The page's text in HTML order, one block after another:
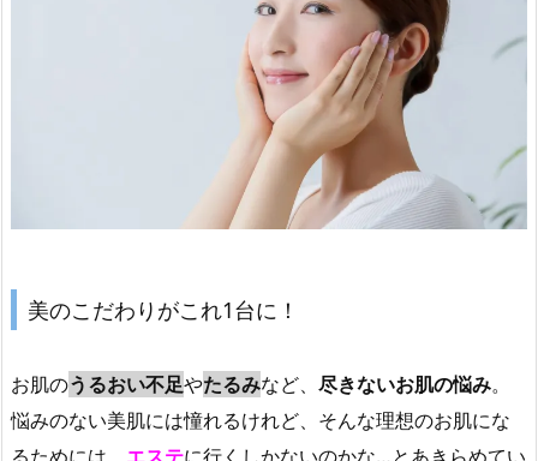
美のこだわりがこれ1台に！
お肌のうるおい不足やたるみなど、 尽きないお肌の悩み。
悩みのない美肌には憧れるけれど、そんな理想のお肌にな